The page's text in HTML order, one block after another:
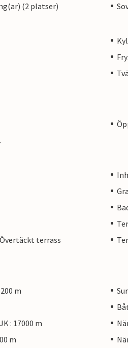
(2 platser)
terrass
m
: 17000 m
m